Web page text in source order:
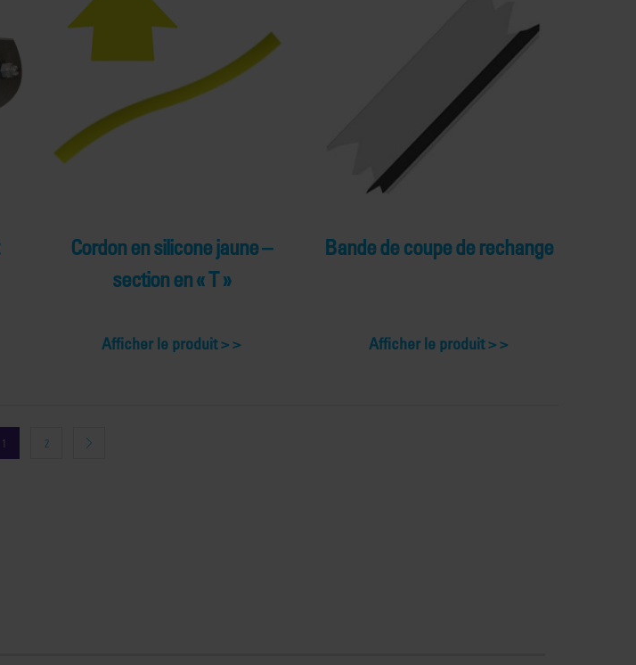
Cordon en silicone jaune –
section en « T »
Afficher le produit >
Bande de coupe de rechange
Afficher le produit >
1 2